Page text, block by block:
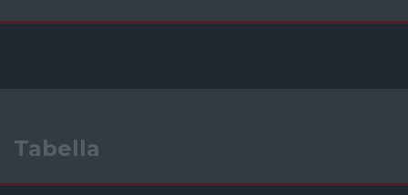
Tabella